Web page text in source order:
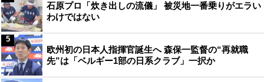
石原プロ「炊き出しの流儀」 被災地一番乗りがエラい
わけではない
欧州初の日本人指揮官誕生へ 森保一監督の“再就職
先”は「ベルギー1部の日系クラブ」一択か
5